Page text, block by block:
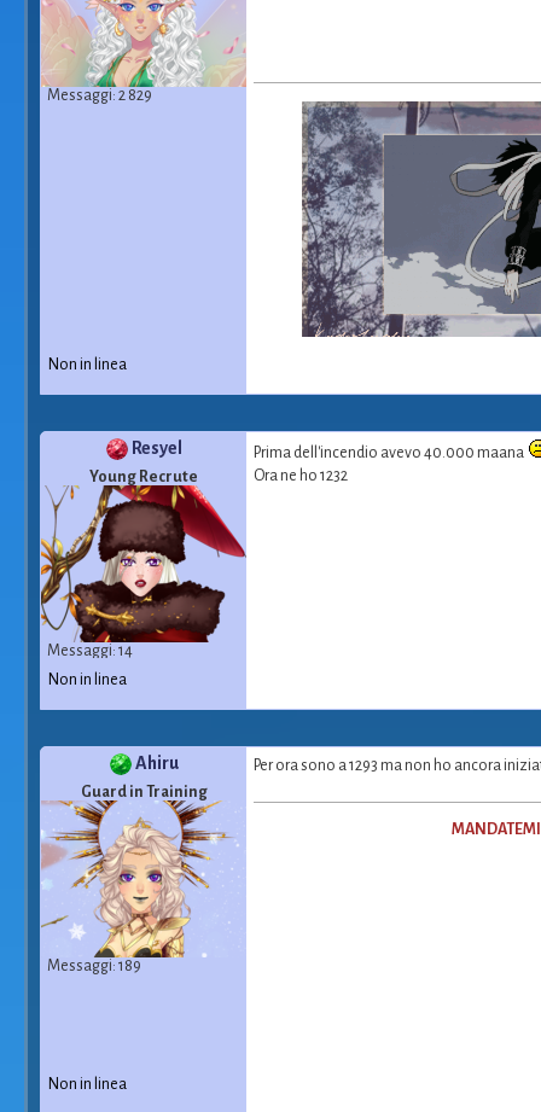
Messaggi: 2 829
Non in linea
Resyel
Young Recrute
Messaggi: 14
Prima dell'incendio avevo 40.000 maana
Ora ne ho 1232
Non in linea
Ahiru
Guard in Training
Messaggi: 189
Per ora sono a 1293 ma non ho ancora
MANDATEMI
Non in linea